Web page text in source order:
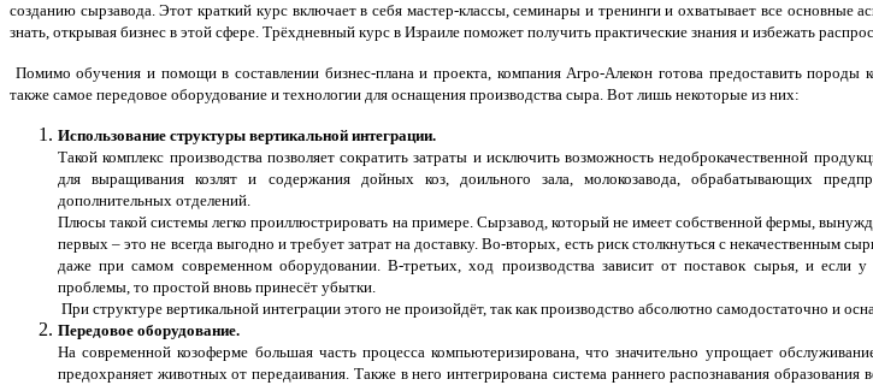
созданию сырзавода. Этот краткий курс включает в себя мастер-классы, семинары и тренинги и охватывает все основные
знать, открывая бизнес в этой сфере. Трёхдневный курс в Израиле поможет получить практические знания и избежать
Помимо обучения и помощи в составлении бизнес-плана и проекта, компания Агро-Алекон готова предоставить породы
также самое передовое оборудование и технологии для оснащения производства сыра. Вот лишь некоторые из них:
Использование структуры вертикальной интеграции.
Такой комплекс производства позволяет сократить затраты и исключить возможность недоброкачественной
для выращивания козлят и содержания дойных коз, доильного зала, молокозавода, обрабатывающих
дополнительных отделений.
Плюсы такой системы легко проиллюстрировать на примере. Сырзавод, который не имеет собственной фермы,
первых – это не всегда выгодно и требует затрат на доставку. Во-вторых, есть риск столкнуться с некачественным
даже при самом современном оборудовании. В-третьих, ход производства зависит от поставок сырья, и если у
проблемы, то простой вновь принесёт убытки.
При структуре вертикальной интеграции этого не произойдёт, так как производство абсолютно самодостаточно и
Передовое оборудование.
На современной козоферме большая часть процесса компьютеризирована, что значительно упрощает
предохраняет животных от передаивания. Также в него интегрирована система раннего распознавания